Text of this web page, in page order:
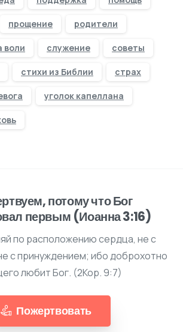
прощение родители
воли служение советы
стихи из Библии страх
уголок капеллана
потому что Бог
первым (Иоанна 3:16)
по расположению сердца, не с
с принуждением; ибо доброхотно
любит Бог. (2Кор. 9:7)
Пожертвовать